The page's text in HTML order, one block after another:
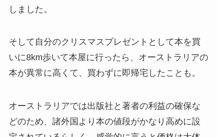
しました。
そして自分のクリスマスプレゼントとして本を買
いに8km歩いて本屋に行ったら、オーストラリアの
本が異常に高くて、買わずに即帰宅したことも。
オーストラリアでは出版社と著者の利益の確保な
どのため、諸外国より本の値段がかなり高めに設